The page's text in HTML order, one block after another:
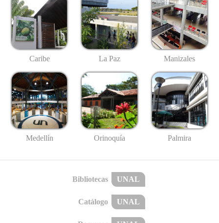
Caribe La Paz Manizales
Medellín Orinoquía Palmira
Bibliotecas UNAL
Catálogo UNAL